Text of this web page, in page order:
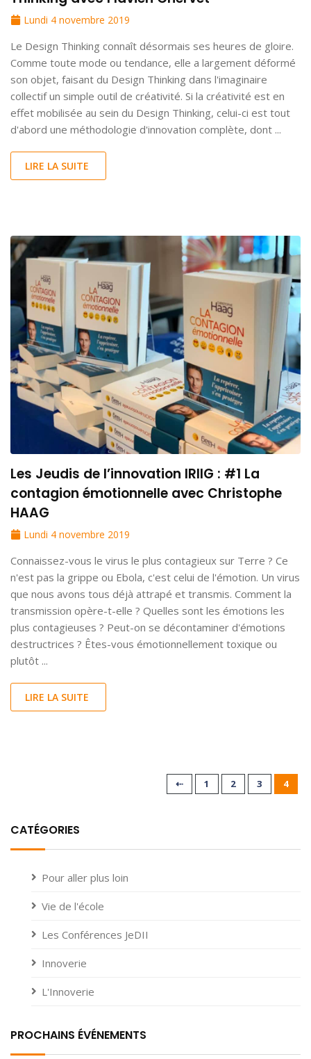
Lundi 4 novembre 2019
Le Design Thinking connaît désormais ses heures de gloire.
Comme toute mode ou tendance, elle a largement déformé
son objet, faisant du Design Thinking dans l'imaginaire
collectif un simple outil de créativité. Si la créativité est en
effet mobilisée au sein du Design Thinking, celui-ci est tout
d'abord une méthodologie d'innovation complète, dont ...
LIRE LA SUITE
Les Jeudis de l’innovation IRIIG : #1 La
contagion émotionnelle avec Christophe
HAAG
Lundi 4 novembre 2019
Connaissez-vous le virus le plus contagieux sur Terre ? Ce
n'est pas la grippe ou Ebola, c'est celui de l'émotion. Un virus
que nous avons tous déjà attrapé et transmis. Comment la
transmission opère-t-elle ? Quelles sont les émotions les
plus contagieuses ? Peut-on se décontaminer d'émotions
destructrices ? Êtes-vous émotionnellement toxique ou
plutôt ...
LIRE LA SUITE
⇠ 1 2 3 4
CATÉGORIES
Pour aller plus loin
Vie de l'école
Les Conférences JeDII
Innoverie
L'Innoverie
PROCHAINS ÉVÉNEMENTS